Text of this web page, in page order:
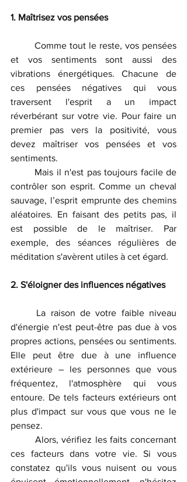
1. Maîtrisez vos pensées
et vos sentiments sont aussi des
vibrations énergétiques. Chacune de
ces pensées négatives qui vous
traversent l'esprit a un impact
réverbérant sur votre vie. Pour faire un
premier pas vers la positivité, vous
devez maîtriser vos pensées et vos
sentiments.
contrôler son esprit. Comme un cheval
sauvage, l’esprit emprunte des chemins
aléatoires. En faisant des petits pas, il
est possible de le maîtriser. Par
exemple, des séances régulières de
méditation s'avèrent utiles à cet égard.
2. S'éloigner des influences négatives
d'énergie n'est peut-être pas due à vos
propres actions, pensées ou sentiments.
Elle peut être due à une influence
extérieure – les personnes que vous
fréquentez, l'atmosphère qui vous
entoure. De tels facteurs extérieurs ont
plus d'impact sur vous que vous ne le
pensez.
ces facteurs dans votre vie. Si vous
constatez qu'ils vous nuisent ou vous